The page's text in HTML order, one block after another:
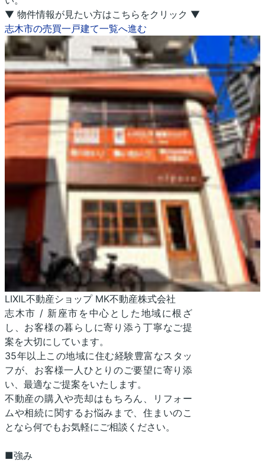
▼ 物件情報が見たい方はこちらをクリック ▼
志木市の売買一戸建て一覧へ進む
LIXIL不動産ショップ MK不動産株式会社
志木市 / 新座市を中心とした地域に根ざ
し、お客様の暮らしに寄り添う丁寧なご提
案を大切にしています。
35年以上この地域に住む経験豊富なスタッ
フが、お客様一人ひとりのご要望に寄り添
い、最適なご提案をいたします。
不動産の購入や売却はもちろん、リフォー
ムや相続に関するお悩みまで、住まいのこ
となら何でもお気軽にご相談ください。
■強み